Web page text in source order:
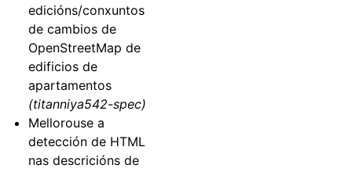
edicións/conxuntos
de cambios de
OpenStreetMap de
edificios de
apartamentos
(titanniya542-spec)
Mellorouse a
detección de HTML
nas descricións de